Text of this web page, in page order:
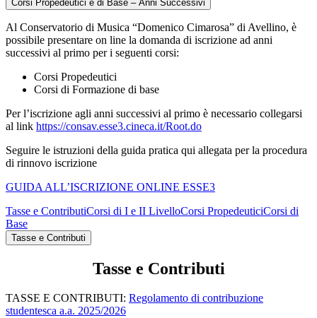
Corsi Propedeutici e di Base – Anni Successivi
Al Conservatorio di Musica “Domenico Cimarosa” di Avellino, è
possibile presentare on line la domanda di iscrizione ad anni
successivi al primo per i seguenti corsi:
Corsi Propedeutici
Corsi di Formazione di base
Per l’iscrizione agli anni successivi al primo è necessario collegarsi
al link https://consav.esse3.cineca.it/Root.do
Seguire le istruzioni della guida pratica qui allegata per la procedura
di rinnovo iscrizione
GUIDA ALL’ISCRIZIONE ONLINE ESSE3
Tasse e ContributiCorsi di I e II LivelloCorsi PropedeuticiCorsi di
Base
Tasse e Contributi
Tasse e Contributi
TASSE E CONTRIBUTI: Regolamento di contribuzione
studentesca a.a. 2025/2026